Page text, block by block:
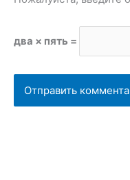
два × пять =